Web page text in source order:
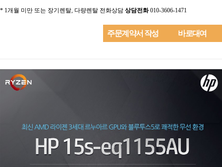
* 1개월 미만 또는 장기렌탈, 다량렌탈 전화상담 상담전화010-3606-1471